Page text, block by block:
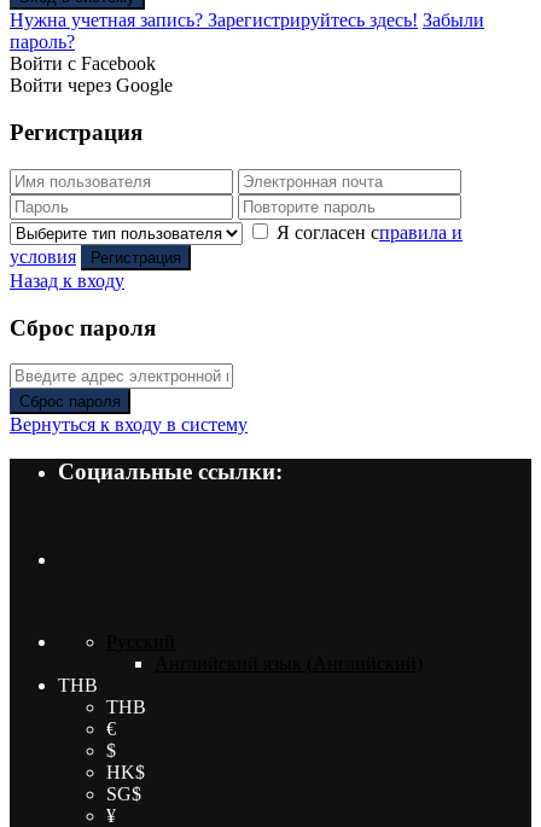
Нужна учетная запись? Зарегистрируйтесь здесь! Забыли
пароль?
Войти с Facebook
Войти через Google
Регистрация
Я согласен справила и
условия
Регистрация
Назад к входу
Сброс пароля
Сброс пароля
Вернуться к входу в систему
Социальные ссылки:
THB
THB
€
$
HK$
SG$
¥